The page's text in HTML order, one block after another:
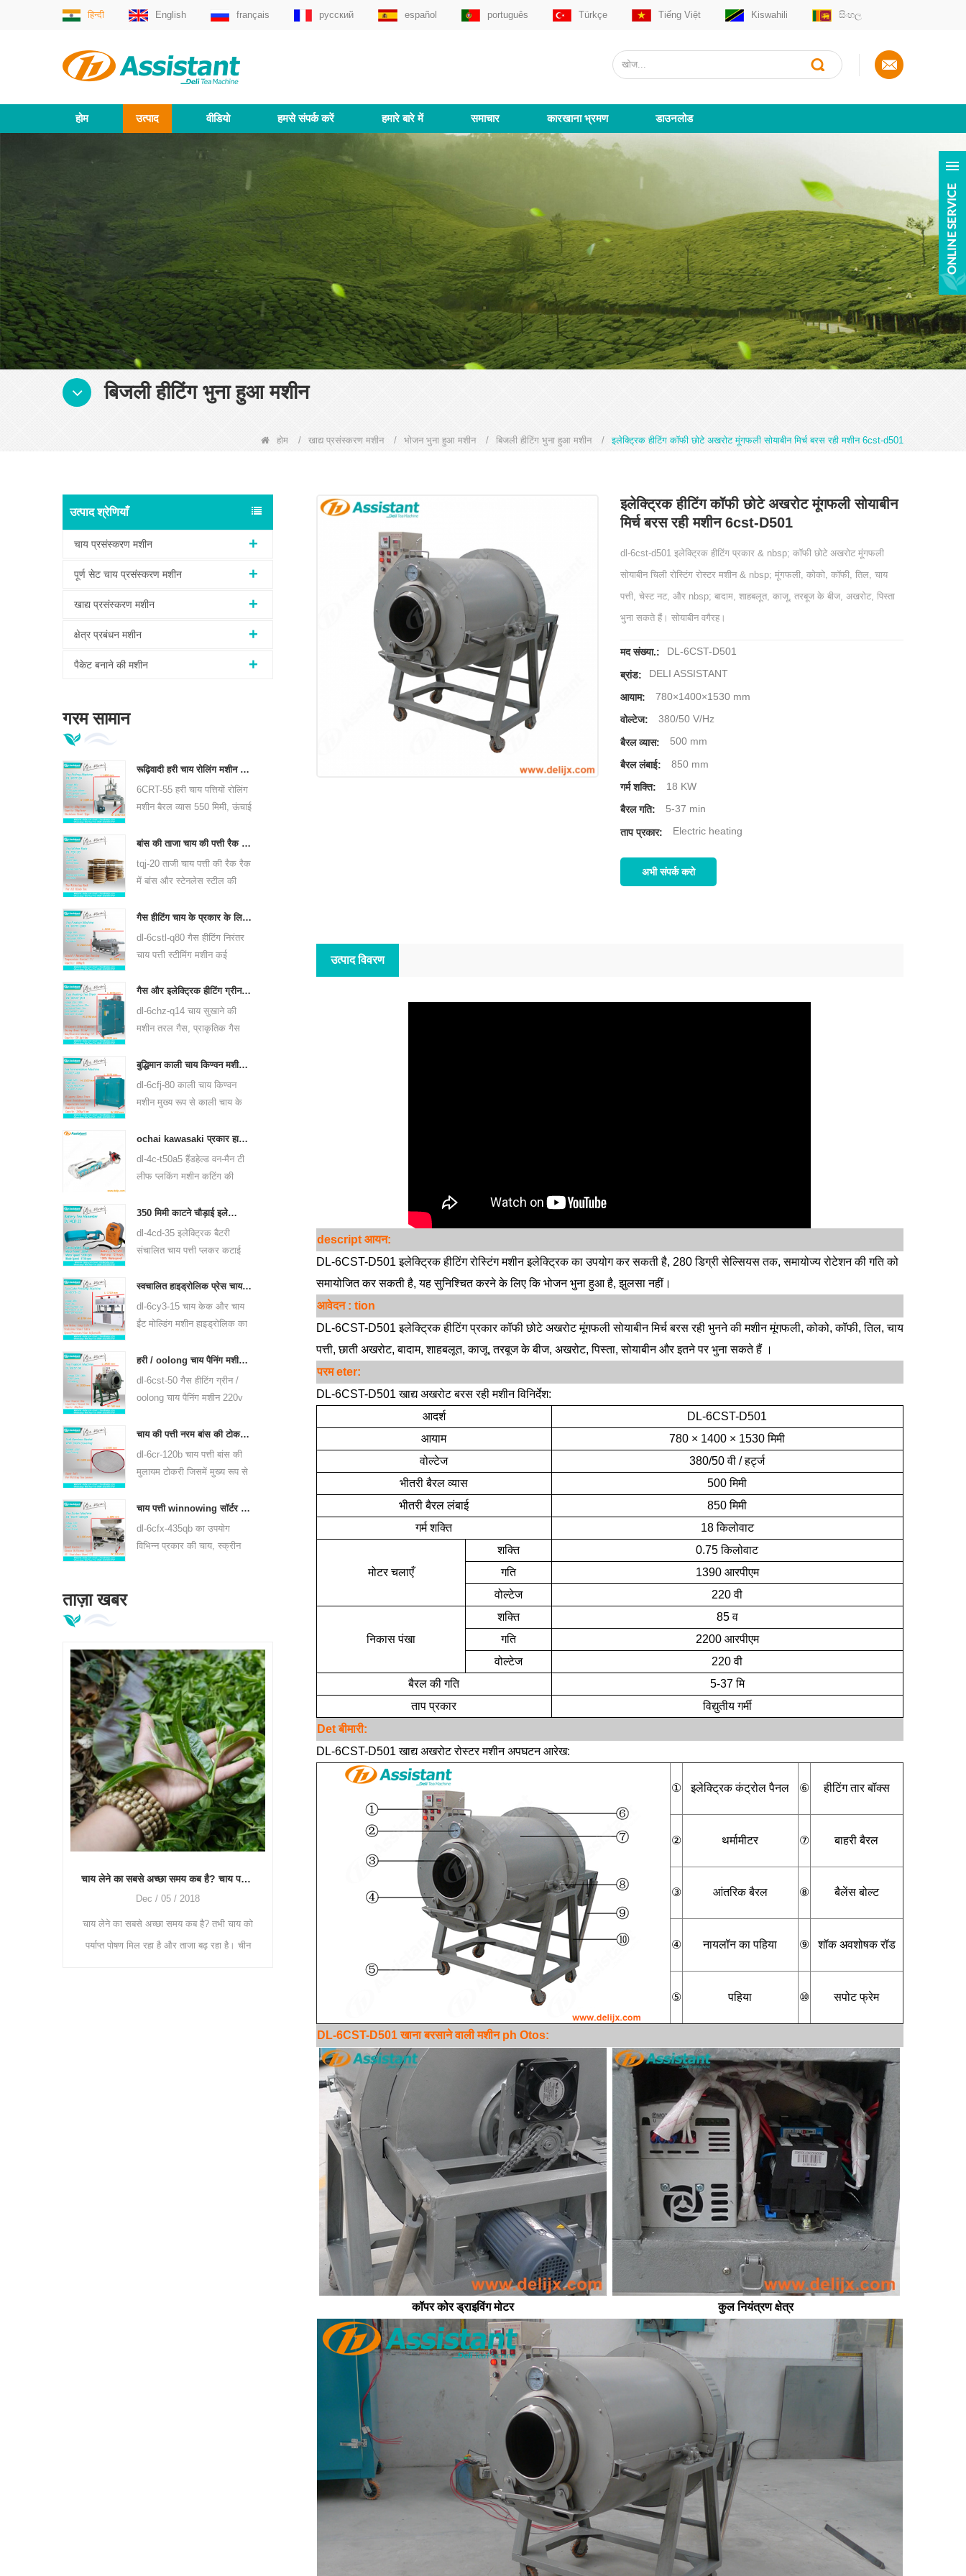
हिन्दी English français русский español português Türkçe Tiếng Việt Kiswahili සිංහල
होम उत्पाद वीडियो हमसे संपर्क करें हमारे बारे में समाचार कारखाना भ्रमण डाउनलोड
बिजली हीटिंग भुना हुआ मशीन
होम / खाद्य प्रसंस्करण मशीन / भोजन भुना हुआ मशीन / बिजली हीटिंग भुना हुआ मशीन / इलेक्ट्रिक हीटिंग कॉफी छोटे अखरोट मूंगफली सोयाबीन मिर्च बरस रही मशीन 6cst-d501
उत्पाद श्रेणियाँ
चाय प्रसंस्करण मशीन
पूर्ण सेट चाय प्रसंस्करण मशीन
खाद्य प्रसंस्करण मशीन
क्षेत्र प्रबंधन मशीन
पैकेट बनाने की मशीन
गरम सामान
रूढ़िवादी हरी चाय रोलिंग मशीन 6crt-55 छोड़ देता है
6CRT-55 हरी चाय पत्तियों रोलिंग
मशीन बैरल व्यास 550 मिमी, ऊंचाई
किग्रा / घंटा है
बांस की ताजा चाय की पत्ती रैक रैक tjj-20
tqj-20 ताजी चाय पत्ती की रैक रैक
में बांस और स्टेनलेस स्टील की
लिए उपयोग कर सकते हैं।
गैस हीटिंग चाय के प्रकार के लिए निरंतर चाय पत्ती भाप मशीन 6cstl-q80
dl-6cstl-q80 गैस हीटिंग निरंतर
चाय पत्ती स्टीमिंग मशीन कई
ऊलोंग चाय और अन्य के लिए
उपयोग कर सकती है।
गैस और इलेक्ट्रिक हीटिंग ग्रीन टी लीफ ड्रायर मशीन 6chz-q14
dl-6chz-q14 चाय सुखाने की
मशीन तरल गैस, प्राकृतिक गैस
है, सभी प्रकार की चाय को सुखा
सकती है, जैसे कि ग्रीन टी, काली
चाय, ऊलोंग चाय और इतने पर।
बुद्धिमान काली चाय किण्वन मशीन 6cfj-80
dl-6cfj-80 काली चाय किण्वन
मशीन मुख्य रूप से काली चाय के
जाती है, जो काली चाय की किण्वन
को बेहतर बनाती है।
ochai kawasaki प्रकार हाथ में एक-आदमी चाय पत्ती की कटाई मशीन 4c-t50a5
dl-4c-t50a5 हैंडहेल्ड वन-मैन टी
लीफ प्लकिंग मशीन कटिंग की
मिमी है, huasheng 1e34f
पेट्रोल इंजन का उपयोग करें।
350 मिमी काटने चौड़ाई इलेक्ट्रिक बैटरी संचालित चाय पत्ती चाय प्लकिंग मशीन 4cd-35
dl-4cd-35 इलेक्ट्रिक बैटरी
संचालित चाय पत्ती प्लकर कटाई
है, बैकपैक लिथियम बैटरी या एसिड
एसिड बैटरी का उपयोग कर।
स्वचालित हाइड्रोलिक प्रेस चाय केक चाय ईंट दबाने की मशीन 6cy3-15
dl-6cy3-15 चाय केक और चाय
ईंट मोल्डिंग मशीन हाइड्रोलिक का
अन्य चाय केक और चाय ईंट दबा
सकते हैं।
हरी / oolong चाय पैनिंग मशीन चाय पत्ती पैननर उपकरण 6cst-50
dl-6cst-50 गैस हीटिंग ग्रीन /
oolong चाय पैनिंग मशीन 220v
50cm, उच्चतम तापमान 350 ℃
का उपयोग कर सकते हैं, यह प्रति
घंटे 25kg चाय की प्रक्रिया कर
चाय की पत्ती नरम बांस की टोकरी जिसमें 6crh-120b शामिल है
dl-6cr-120b चाय पत्ती बांस की
मुलायम टोकरी जिसमें मुख्य रूप से
भंडारण, और प्रत्येक प्रसंस्करण
प्रक्रिया के बीच चाय हस्तांतरित
करने के लिए उपयोग किया जाता
चाय पत्ती winnowing सॉर्टर मशीन dl-6cfx-435qb
dl-6cfx-435qb का उपयोग
विभिन्न प्रकार की चाय, स्क्रीन
ताज़ा खबर
हरी चाय गैर-किण्वित चाय है, यह मुख्य रूप से इन
मशीनों का उपयोग करती है: रैक, चाय स्टीमिंग मशीन,
pu'er चाय प्राचीन वृक्ष चाय ज्ञान
Apr / 22 / 2019
चाय जितनी पुरानी होती है, उतनी ही महंगी होती है,
लेकिन यह निरपेक्ष नहीं होती। यह चाय की गुणवत्ता पर
निर्भर करता है कि इसका स्वाद कैसा है। यदि पेड़ की
रूसी रहस्य - ivan चाय की उत्पत्ति
Oct / 28 / 2019
"इवान चाय" रूस में सबसे लोकप्रिय और लोकप्रिय
फूल चाय है। "इवान चाय" एक पारंपरिक रूसी पेय है
इलेक्ट्रिक हीटिंग कॉफी छोटे अखरोट मूंगफली सोयाबीन
मिर्च बरस रही मशीन 6cst-D501
dl-6cst-d501 इलेक्ट्रिक हीटिंग प्रकार & nbsp; कॉफी छोटे अखरोट मूंगफली
सोयाबीन चिली रोस्टिंग रोस्टर मशीन & nbsp; मूंगफली, कोको, कॉफी, तिल, चाय
पत्ती, चेस्ट नट, और nbsp; बादाम, शाहबलूत, काजू, तरबूज के बीज, अखरोट, पिस्ता
भुना सकते हैं। सोयाबीन वगैरह।
मद संख्या.: DL-6CST-D501
ब्रांड: DELI ASSISTANT
आयाम: 780×1400×1530 mm
वोल्टेज: 380/50 V/Hz
बैरल व्यास: 500 mm
बैरल लंबाई: 850 mm
गर्म शक्ति: 18 KW
बैरल गति: 5-37 min
ताप प्रकार: Electric heating
अभी संपर्क करो
उत्पाद विवरण
descriptआयन:
DL-6CST-D501 इलेक्ट्रिक हीटिंग रोस्टिंग मशीन इलेक्ट्रिक का उपयोग कर सकती है, 280 डिग्री सेल्सियस तक, समायोज्य रोटेशन की गति को
समायोजित कर सकती है, यह सुनिश्चित करने के लिए कि भोजन भुना हुआ है, झुलसा नहीं।
आवेदन: tion
DL-6CST-D501 इलेक्ट्रिक हीटिंग प्रकार कॉफी छोटे अखरोट मूंगफली सोयाबीन मिर्च बरस रही भुनने की मशीन मूंगफली, कोको, कॉफी, तिल, चाय
पत्ती, छाती अखरोट, बादाम, शाहबलूत, काजू, तरबूज के बीज, अखरोट, पिस्ता, सोयाबीन और इतने पर भुना सकते हैं ।
परमeter:
DL-6CST-D501 खाद्य अखरोट बरस रही मशीन विनिर्देश:
आदर्श
DL-6CST-D501
आयाम
780 × 1400 × 1530 मिमी
वोल्टेज
380/50 वी / हर्ट्ज
भीतरी बैरल व्यास
500 मिमी
भीतरी बैरल लंबाई
850 मिमी
गर्म शक्ति
18 किलोवाट
मोटर चलाएँ
शक्ति
0.75 किलोवाट
गति
1390 आरपीएम
वोल्टेज
220 वी
निकास पंखा
शक्ति
85 व
गति
2200 आरपीएम
वोल्टेज
220 वी
बैरल की गति
5-37 मि
ताप प्रकार
विद्युतीय गर्मी
Detबीमारी:
DL-6CST-D501 खाद्य अखरोट रोस्टर मशीन अपघटन आरेख:
① इलेक्ट्रिक कंट्रोल पैनल ⑥ हीटिंग तार बॉक्स
② थर्मामीटर ⑦ बाहरी बैरल
③ आंतरिक बैरल ⑧ बैलेंस बोल्ट
④ नायलॉन का पहिया ⑨ शॉक अवशोषक रॉड
⑤ पहिया ⑩ सपोट फ्रेम
DL-6CST-D501 खाना बरसाने वाली मशीन ph Otos:
कॉपर कोर ड्राइविंग मोटर कुल नियंत्रण क्षेत्र